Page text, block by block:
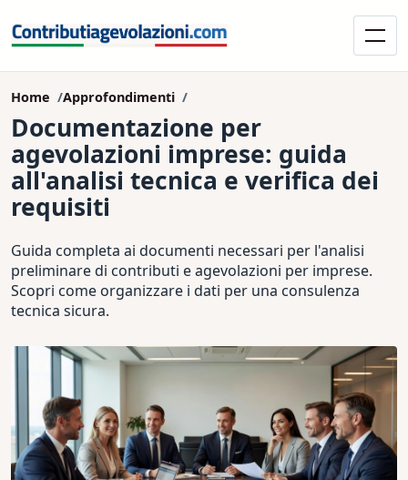
Home Approfondimenti
Documentazione per
agevolazioni imprese: guida
all'analisi tecnica e verifica dei
requisiti
Guida completa ai documenti necessari per l'analisi
preliminare di contributi e agevolazioni per imprese.
Scopri come organizzare i dati per una consulenza
tecnica sicura.